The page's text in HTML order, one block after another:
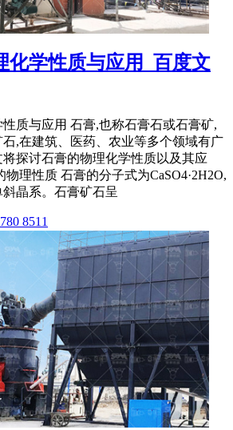
化学性质与应用_百度文
质与应用 石膏,也称石膏石或石膏矿,
,在建筑、医药、农业等多个领域有广
探讨石膏的物理化学性质以及其应
物理性质 石膏的分子式为CaSO4·2H2O,
晶系。石膏矿石呈
8511